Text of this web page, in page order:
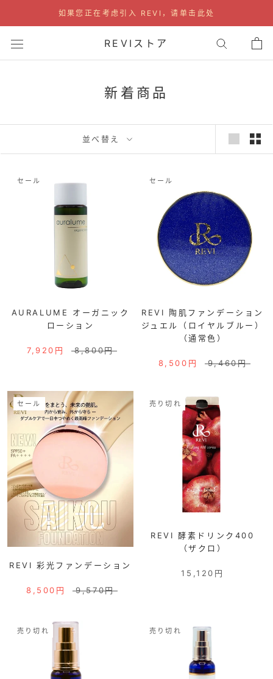
キ
如果您正在考虑引入 REVI，请单击此处
REVIストア
新着商品
並べ替え
セール
AURALUME オーガニック
ローション
7,920円 8,800円
セール
REVI 陶肌ファンデーション
ジュエル（ロイヤルブルー）
（通常色）
8,500円 9,460円
セール
REVI 彩光ファンデーション
8,500円 9,570円
売り切れ
REVI 酵素ドリンク400
（ザクロ）
15,120円
売り切れ 売り切れ